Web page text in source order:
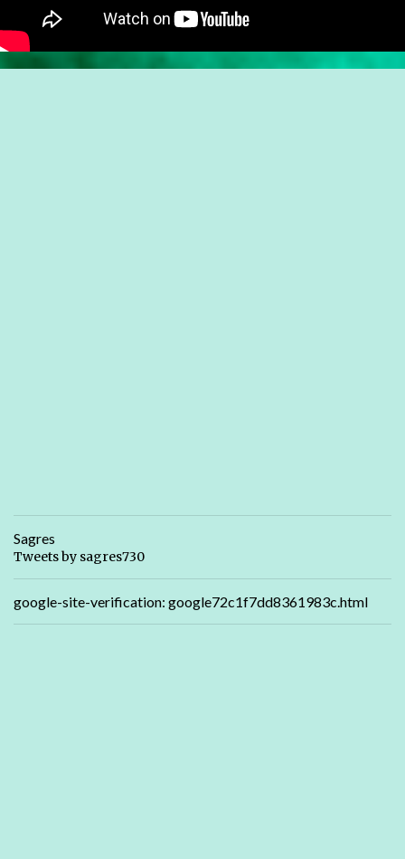
Sagres
Tweets by sagres730
google-site-verification: google72c1f7dd8361983c.html